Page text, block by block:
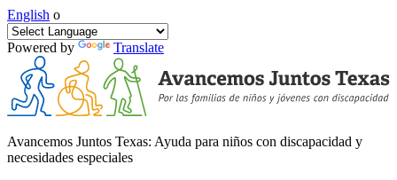
English o
Powered by Translate
Avancemos Juntos Texas: Ayuda para niños con discapacidad y
necesidades especiales